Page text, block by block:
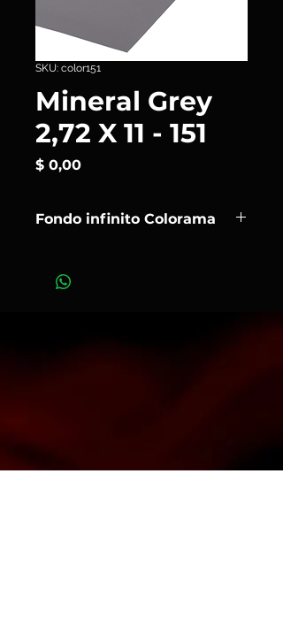
SKU: color151
Mineral Grey
2,72 X 11 - 151
$ 0,00Precio
Fondo infinito Colorama
Art. color151